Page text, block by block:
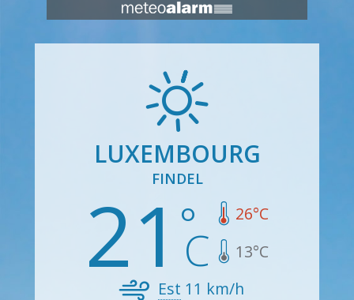
LUXEMBOURG
FINDEL
21 26°C
13°C
Est 11 km/h